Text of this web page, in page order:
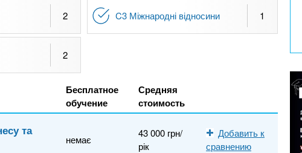
2 C3 Міжнародні відносини 1
2
Бесплатное
обучение
Средняя
стоимость
та
немає
43 000 грн/
рік
Добавить к
сравнению